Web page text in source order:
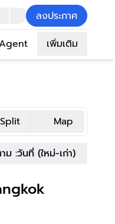
ลงประกาศ
เพิ่มเติม
Split Map
ม :วันที่ (ใหม่-เก่า)